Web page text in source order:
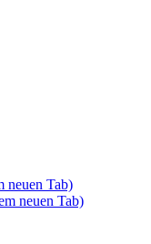
neuen Tab)
neuen Tab)